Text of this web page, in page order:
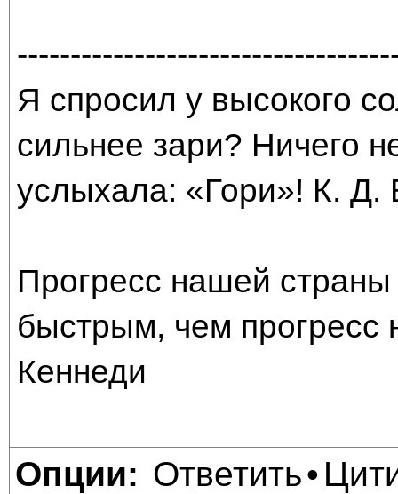
Я спросил у высокого
сильнее зари? Ничего
услыхала: «Гори»! К. Д.
Прогресс нашей
быстрым, чем прогресс
Кеннеди
Опции: Ответить•